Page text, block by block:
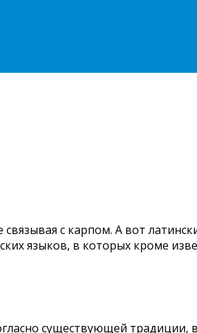
с карпом. А вот
языков, в которых кроме
существующей традиции,